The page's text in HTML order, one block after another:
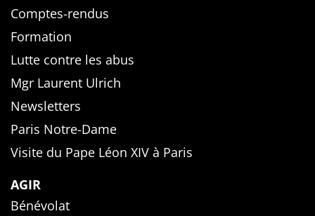
Comptes-rendus
Formation
Lutte contre les abus
Mgr Laurent Ulrich
Newsletters
Paris Notre-Dame
Visite du Pape Léon XIV à Paris
AGIR
Bénévolat